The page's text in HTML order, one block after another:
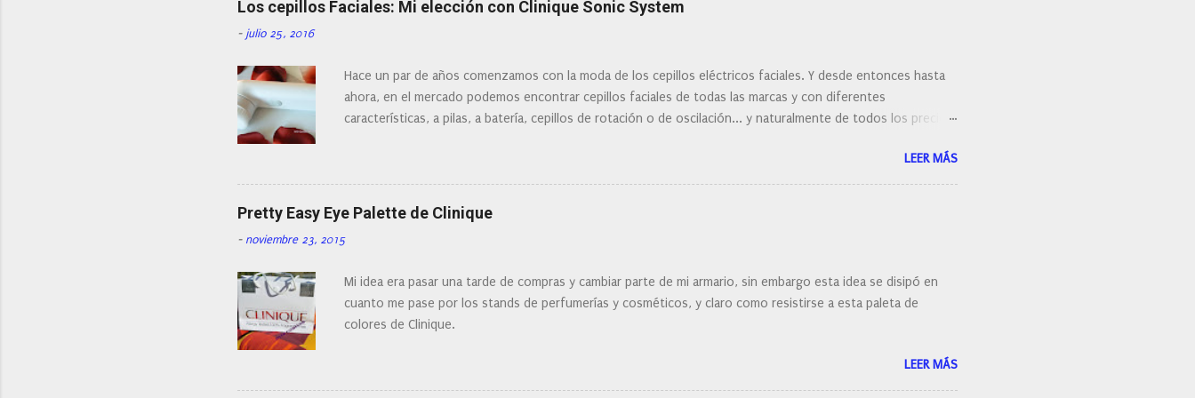
r
u
n
o
m
e
n
t
a
Los cepillos Faciales: Mi elección con Clinique Sonic System
- julio 25, 2016
Hace un par de años comenzamos con la moda de los cepillos eléctricos faciales. Y desde entonces hasta
ahora, en el mercado podemos encontrar cepillos faciales de todas las marcas y con diferentes
características, a pilas, a batería, cepillos de rotación o de oscilación... y naturalmente de todos los precios.
¿Cual es mi tipo de piel? ¿Qué busco?... En este post os voy a dar mi opinión de porque elegí mi cepillo
facial de Clinique
LEER MÁS
Pretty Easy Eye Palette de Clinique
- noviembre 23, 2015
Mi idea era pasar una tarde de compras y cambiar parte de mi armario, sin embargo esta idea se disipó en
cuanto me pase por los stands de perfumerías y cosméticos, y claro como resistirse a esta paleta de
colores de Clinique.
LEER MÁS